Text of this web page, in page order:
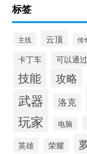
标签
主线 云顶 传
卡丁车
可以通过
技能 攻略
武器 洛克
玩家 电脑
英雄 荣耀